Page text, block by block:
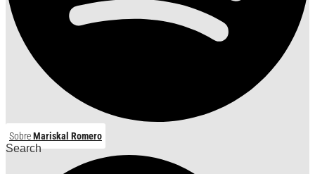
SobreMariskal Romero
Search